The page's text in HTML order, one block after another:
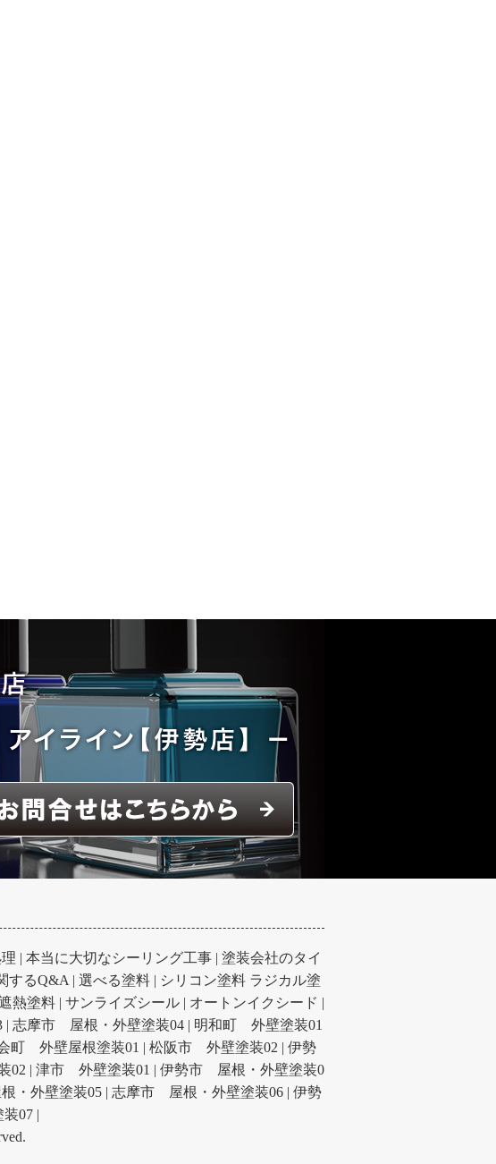
| 本当に大切なシーリング工事| 塗装会社のタイ
するQ&A | 選べる塗料| シリコン塗料 ラジカル塗
熱塗料| サンライズシール| オートンイクシード |
| 志摩市 屋根・外壁塗装04 | 明和町 外壁塗装01
町 外壁屋根塗装01 | 松阪市 外壁塗装02 | 伊勢
02 | 津市 外壁塗装01 | 伊勢市 屋根・外壁塗装0
・外壁塗装05 | 志摩市 屋根・外壁塗装06 | 伊勢
07 |